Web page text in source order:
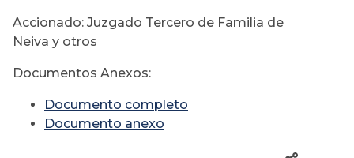
Accionado: Juzgado Tercero de Familia de
Neiva y otros
Documentos Anexos:
Documento completo
Documento anexo